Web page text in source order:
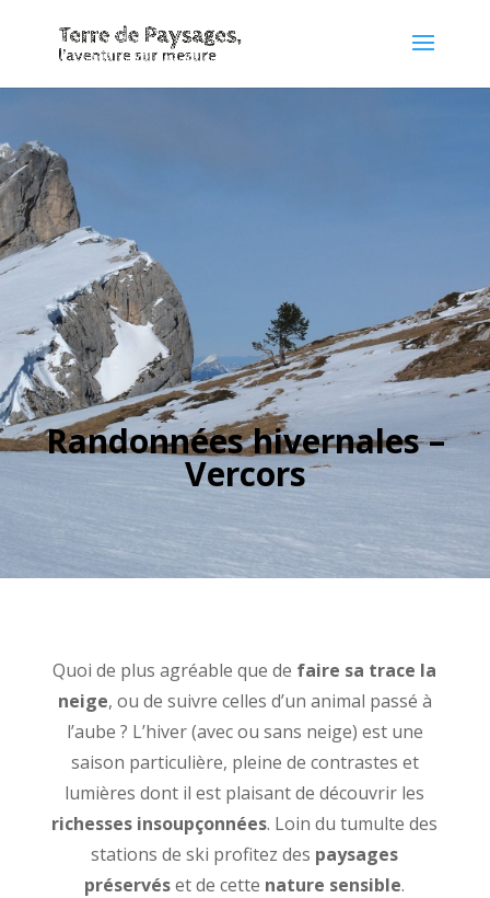
Randonnées hivernales –
Vercors
Quoi de plus agréable que de faire sa trace la
neige, ou de suivre celles d’un animal passé à
l’aube ? L’hiver (avec ou sans neige) est une
saison particulière, pleine de contrastes et
lumières dont il est plaisant de découvrir les
richesses insoupçonnées. Loin du tumulte des
stations de ski profitez des paysages
préservéset de cette nature sensible.